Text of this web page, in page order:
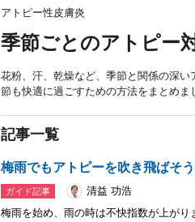
アトピー性皮膚炎
季節ごとのアトピー
花粉、汗、乾燥など、季節と関係の深
節も快適に過ごすための方法をまとめま
記事一覧
梅雨でもアトピーを吹き飛ばそう
ガイド記事
清益 功浩
梅雨を始め、雨の時は不快指数が上が